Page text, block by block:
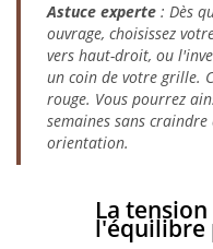
Astuce experte : Dès
ouvrage, choisissez
vers haut-droit, ou
un coin de votre grille.
rouge. Vous pourrez
semaines sans
orientation.
La
l'équilibre